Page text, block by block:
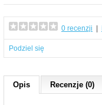
0 recenzji
Podziel się
Opis Recenzje (0)